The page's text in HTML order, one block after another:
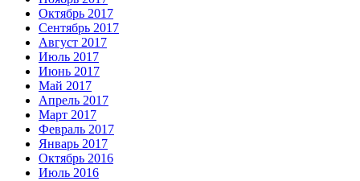
Октябрь 2017
Сентябрь 2017
Август 2017
Июль 2017
Июнь 2017
Май 2017
Апрель 2017
Март 2017
Февраль 2017
Январь 2017
Октябрь 2016
Июль 2016